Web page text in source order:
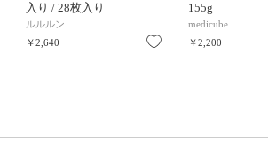
お気に入り
入り / 28枚入り
ルルルン
￥2,640
お気に入り
155g
medicube
￥2,200